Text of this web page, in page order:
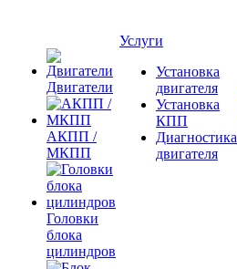
Двигатели
АКПП /
МКПП
Головки
блока
цилиндров
Услуги
Установка
двигателя
Установка
КПП
Диагностика
двигателя